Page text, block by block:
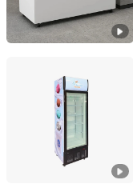
Zhejiang Jiesheng
Zhejiang, China